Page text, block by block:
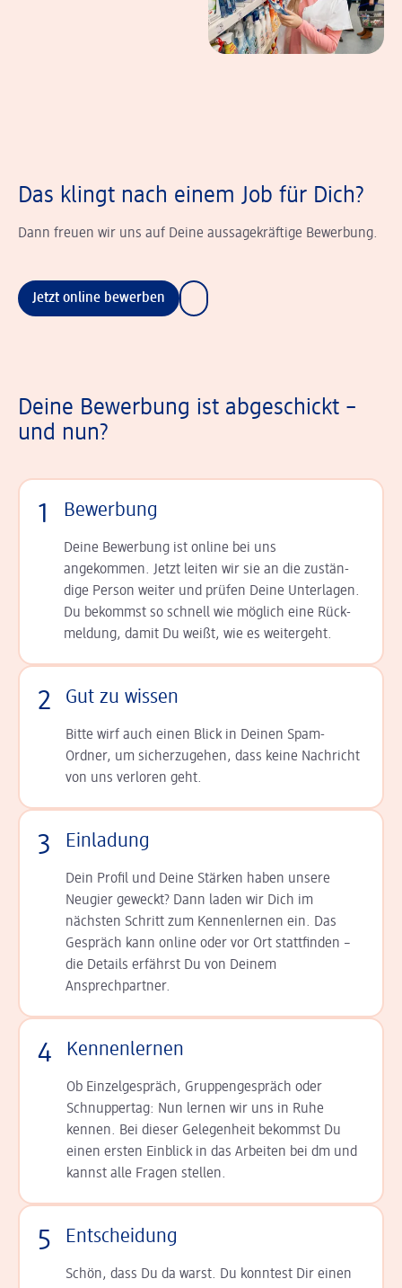
Das klingt nach einem Job für Dich?
Dann freuen wir uns auf Deine aussagekräftige Bewerbung.
Jetzt online bewerben
Deine Bewerbung ist abgeschickt –
und nun?
1 Bewerbung
Deine Bewerbung ist online bei uns
angekommen. Jetzt leiten wir sie an die zu­stän­
dige Person weiter und prüfen Deine Unterlagen.
Du bekommst so schnell wie möglich eine Rück­
meldung, damit Du weißt, wie es weitergeht.
2 Gut zu wissen
Bitte wirf auch einen Blick in Deinen Spam-
Ordner, um sicherzugehen, dass keine Nachricht
von uns verloren geht.
3 Einladung
Dein Profil und Deine Stär­ken haben unsere
Neugier geweckt? Dann laden wir Dich im
nächsten Schritt zum Kennen­lernen ein. Das
Gespräch kann online oder vor Ort statt­finden –
die Details er­fährst Du von Deinem
Ansprechpartner.
4 Kennenlernen
Ob Einzelgespräch, Grup­pen­gespräch oder
Schnup­per­tag: Nun lernen wir uns in Ruhe
kennen. Bei dieser Gelegenheit bekommst Du
einen ersten Einblick in das Arbeiten bei dm und
kannst alle Fragen stellen.
5 Entscheidung
Schön, dass Du da warst. Du konntest Dir einen